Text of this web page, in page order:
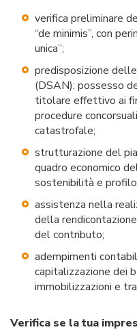
verifica preliminare
“de minimis”, con
unica”;
predisposizione
(DSAN): possesso
titolare effettivo ai
procedure
catastrofale;
strutturazione del
quadro economico
sostenibilità e profilo
assistenza nella
della
del contributo;
adempimenti
capitalizzazione dei
immobilizzazioni e
Verifica se la tua